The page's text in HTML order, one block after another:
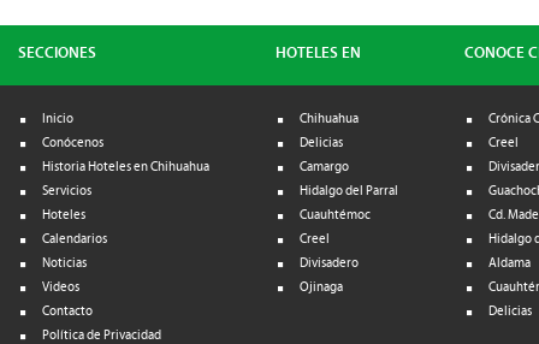
SECCIONES
Inicio
Conócenos
Historia Hoteles en Chihuahua
Servicios
Hoteles
Calendarios
Noticias
Videos
Contacto
Política de Privacidad
HOTELES EN
Chihuahua
Delicias
Camargo
Hidalgo del Parral
Cuauhtémoc
Creel
Divisadero
Ojinaga
CONOCE
Crónica
Creel
Cd.
Hidalgo
Aldama
Delicias